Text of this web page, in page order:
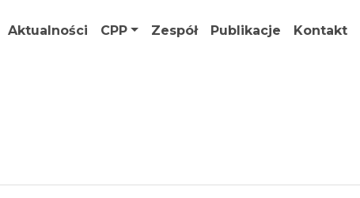
Aktualności CPP Zespół Publikacje Kontakt